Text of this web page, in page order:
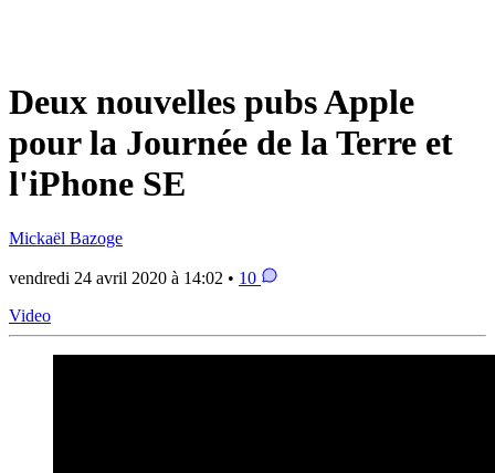
Deux nouvelles pubs Apple
pour la Journée de la Terre et
l'iPhone SE
Mickaël Bazoge
vendredi 24 avril 2020 à 14:02 • 10
Video